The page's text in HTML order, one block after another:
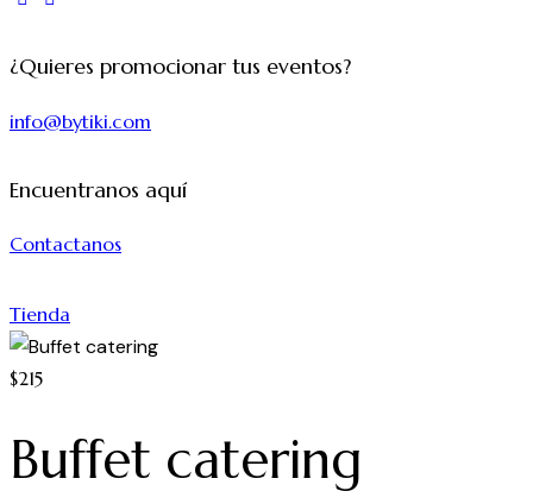
¿Quieres promocionar tus eventos?
info@bytiki.com
Encuentranos aquí
Contactanos
Tienda
$215
Buffet catering